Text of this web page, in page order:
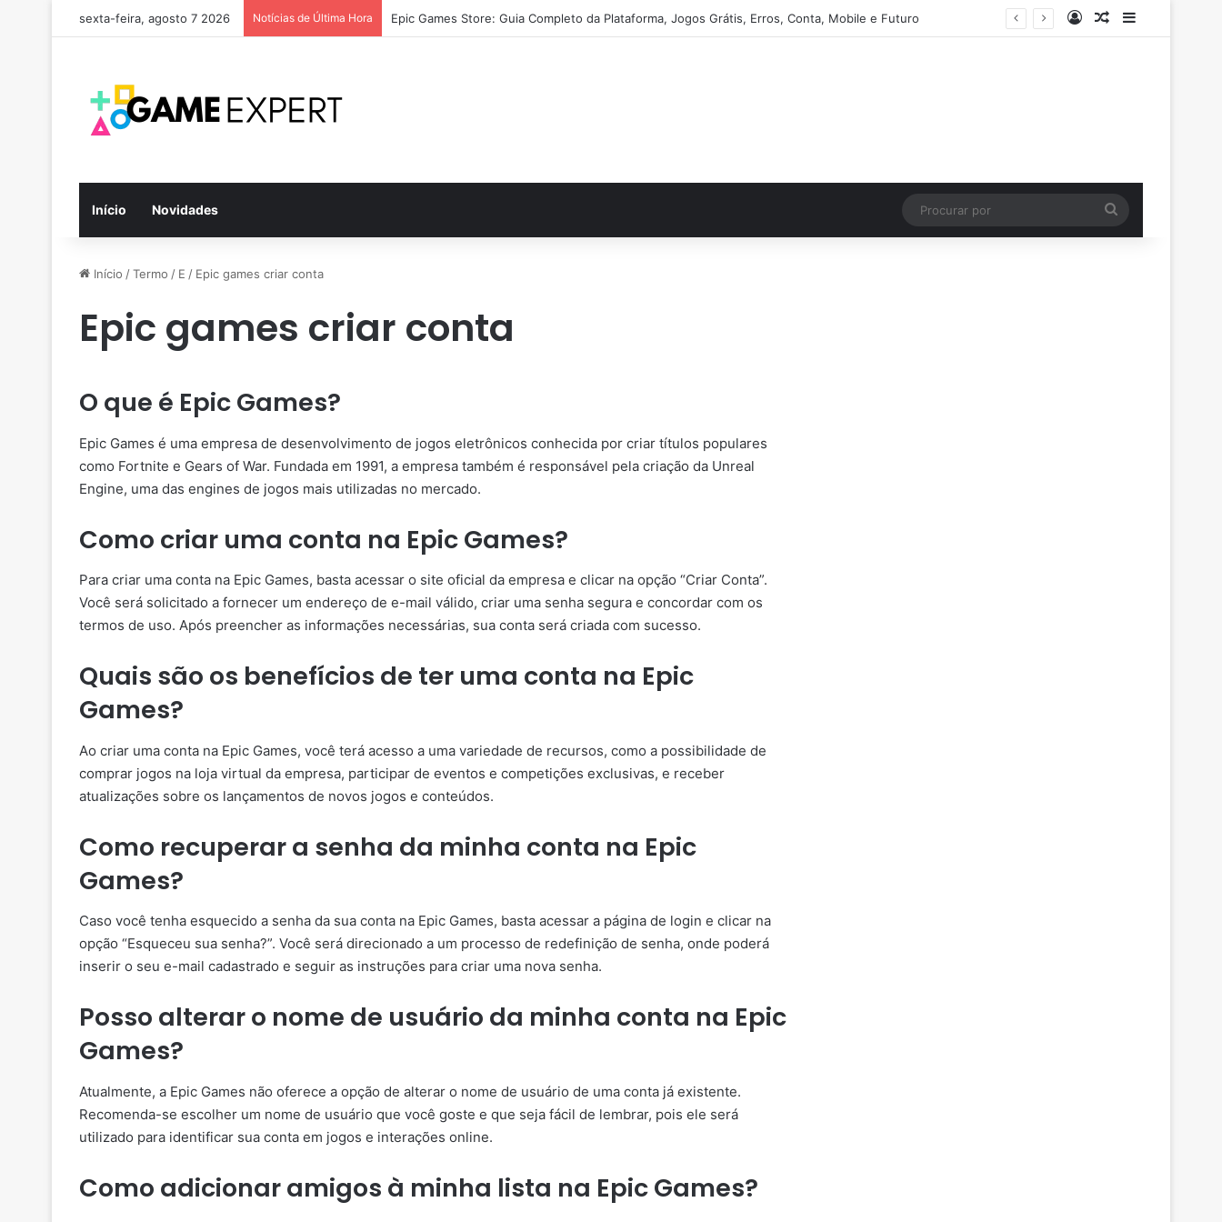
sexta-feira, agosto 7 2026 Notícias de Última Hora Epic Games Store: Guia Completo da Plataforma, Jogos Grátis, Erros, Conta, Mobile e Futuro EntrarArtigo aleatório
Barra Lateral
Início Novidades
por
Início /Termo / E / Epic games criar conta
Epic games criar conta
O que é Epic Games?
Epic Games é uma empresa de desenvolvimento de jogos eletrônicos conhecida por criar títulos populares
como Fortnite e Gears of War. Fundada em 1991, a empresa também é responsável pela criação da Unreal
Engine, uma das engines de jogos mais utilizadas no mercado.
Como criar uma conta na Epic Games?
Para criar uma conta na Epic Games, basta acessar o site oficial da empresa e clicar na opção “Criar Conta”.
Você será solicitado a fornecer um endereço de e-mail válido, criar uma senha segura e concordar com os
termos de uso. Após preencher as informações necessárias, sua conta será criada com sucesso.
Quais são os benefícios de ter uma conta na Epic
Games?
Ao criar uma conta na Epic Games, você terá acesso a uma variedade de recursos, como a possibilidade de
comprar jogos na loja virtual da empresa, participar de eventos e competições exclusivas, e receber
atualizações sobre os lançamentos de novos jogos e conteúdos.
Como recuperar a senha da minha conta na Epic
Games?
Caso você tenha esquecido a senha da sua conta na Epic Games, basta acessar a página de login e clicar na
opção “Esqueceu sua senha?”. Você será direcionado a um processo de redefinição de senha, onde poderá
inserir o seu e-mail cadastrado e seguir as instruções para criar uma nova senha.
Posso alterar o nome de usuário da minha conta na Epic
Games?
Atualmente, a Epic Games não oferece a opção de alterar o nome de usuário de uma conta já existente.
Recomenda-se escolher um nome de usuário que você goste e que seja fácil de lembrar, pois ele será
utilizado para identificar sua conta em jogos e interações online.
Como adicionar amigos à minha lista na Epic Games?